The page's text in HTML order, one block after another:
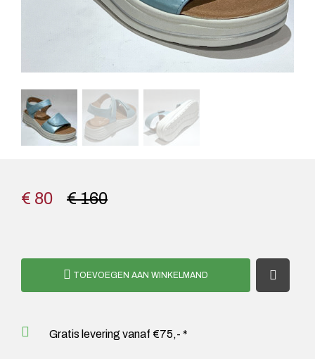
€ 160
€ 80
TOEVOEGEN AAN WINKELMAND
Gratis levering vanaf €75,- *